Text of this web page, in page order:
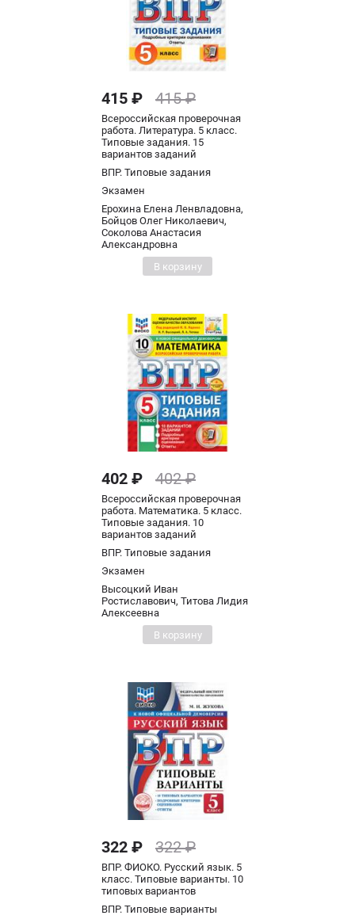
415 ₽ 415 ₽
Всероссийская проверочная
работа. Литература. 5 класс.
Типовые задания. 15
вариантов заданий
ВПР. Типовые задания
Экзамен
Ерохина Елена Ленвладовна,
Бойцов Олег Николаевич,
Соколова Анастасия
Александровна
В корзину
402 ₽ 402 ₽
Всероссийская проверочная
работа. Математика. 5 класс.
Типовые задания. 10
вариантов заданий
ВПР. Типовые задания
Экзамен
Высоцкий Иван
Ростиславович, Титова Лидия
Алексеевна
В корзину
322 ₽ 322 ₽
ВПР. ФИОКО. Русский язык. 5
класс. Типовые варианты. 10
типовых вариантов
ВПР. Типовые варианты